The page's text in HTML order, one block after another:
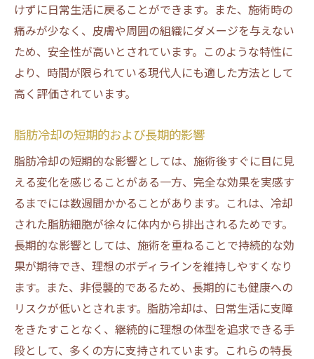
けずに日常生活に戻ることができます。また、施術時の
痛みが少なく、皮膚や周囲の組織にダメージを与えない
ため、安全性が高いとされています。このような特性に
より、時間が限られている現代人にも適した方法として
高く評価されています。
脂肪冷却の短期的および長期的影響
脂肪冷却の短期的な影響としては、施術後すぐに目に見
える変化を感じることがある一方、完全な効果を実感す
るまでには数週間かかることがあります。これは、冷却
された脂肪細胞が徐々に体内から排出されるためです。
長期的な影響としては、施術を重ねることで持続的な効
果が期待でき、理想のボディラインを維持しやすくなり
ます。また、非侵襲的であるため、長期的にも健康への
リスクが低いとされます。脂肪冷却は、日常生活に支障
をきたすことなく、継続的に理想の体型を追求できる手
段として、多くの方に支持されています。これらの特長